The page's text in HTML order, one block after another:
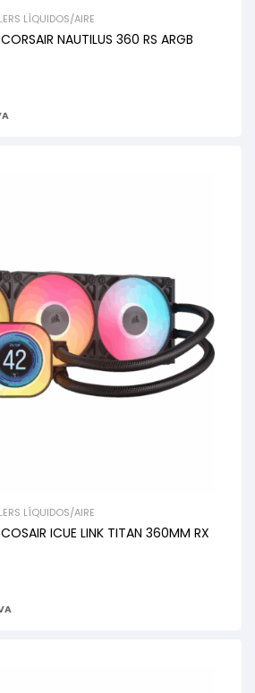
LÍQUIDOS/AIRE
NAUTILUS 360 RS ARGB
LÍQUIDOS/AIRE
ICUE LINK TITAN 360MM RX